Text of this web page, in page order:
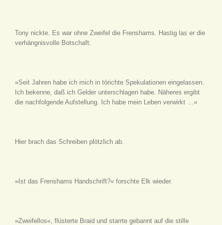
Tony nickte. Es war ohne Zweifel die Frenshams. Hastig las er die
verhängnisvolle Botschaft:
»Seit Jahren habe ich mich in törichte Spekulationen eingelassen.
Ich bekenne, daß ich Gelder unterschlagen habe. Näheres ergibt
die nachfolgende Aufstellung. Ich habe mein Leben verwirkt …«
Hier brach das Schreiben plötzlich ab.
»Ist das Frenshams Handschrift?« forschte Elk wieder.
»Zweifellos«, flüsterte Braid und starrte gebannt auf die stille